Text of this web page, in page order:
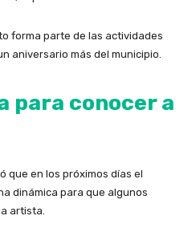
forma parte de las actividades
aniversario más del municipio.
para conocer a
que en los próximos días el
dinámica para que algunos
artista.